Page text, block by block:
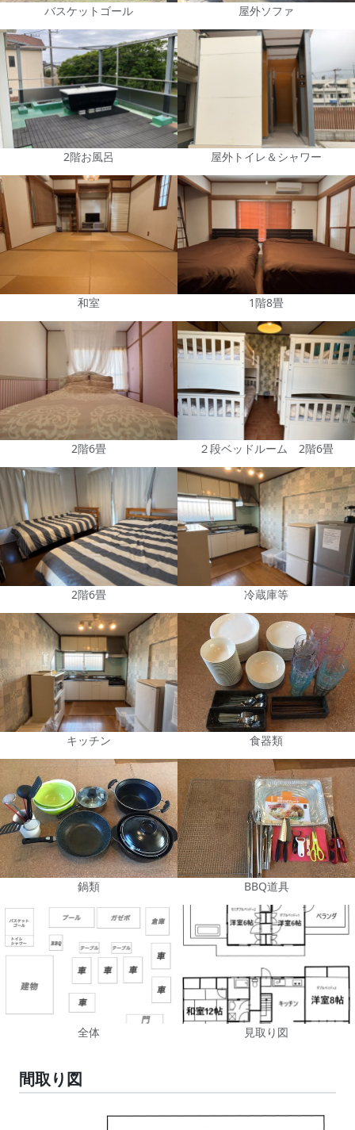
バスケットゴール 屋外ソファ
2階お風呂 屋外トイレ＆シャワー
和室 1階8畳
2階6畳 ２段ベッドルーム 2階6畳
2階6畳 冷蔵庫等
キッチン 食器類
鍋類 BBQ道具
全体 見取り図
間取り図